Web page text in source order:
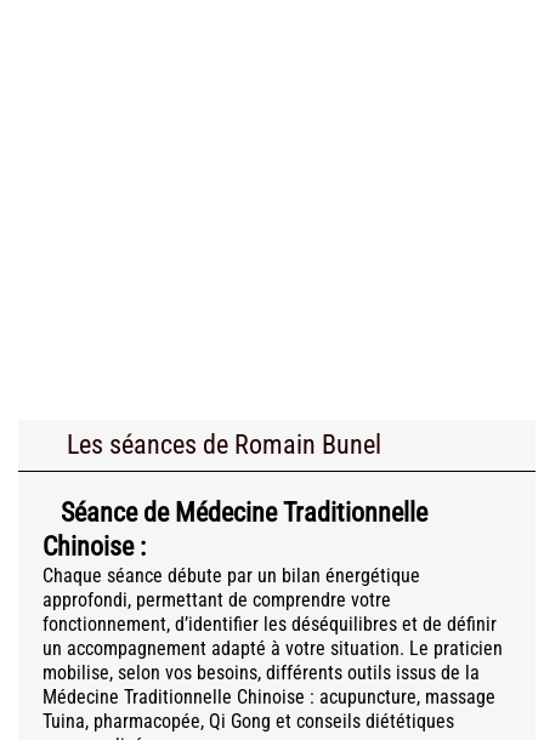
Les séances de Romain Bunel
Séance de Médecine Traditionnelle
Chinoise :
Chaque séance débute par un bilan énergétique
approfondi, permettant de comprendre votre
fonctionnement, d’identifier les déséquilibres et de définir
un accompagnement adapté à votre situation. Le praticien
mobilise, selon vos besoins, différents outils issus de la
Médecine Traditionnelle Chinoise : acupuncture, massage
Tuina, pharmacopée, Qi Gong et conseils diététiques